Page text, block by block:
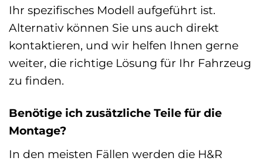
Ihr spezifisches Modell aufgeführt ist.
Alternativ können Sie uns auch direkt
kontaktieren, und wir helfen Ihnen gerne
weiter, die richtige Lösung für Ihr Fahrzeug
zu finden.
Benötige ich zusätzliche Teile für die
Montage?
In den meisten Fällen werden die H&R